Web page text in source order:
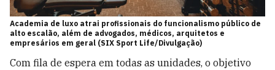
Academia de luxo atrai profissionais do funcionalismo público de
alto escalão, além de advogados, médicos, arquitetos e
empresários em geral (SIX Sport Life/Divulgação)
Com fila de espera em todas as unidades, o objetivo